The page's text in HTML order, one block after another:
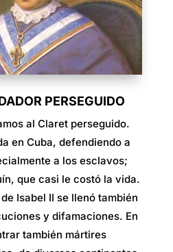
PERSEGUIDO
al Claret perseguido.
en Cuba, defendiendo a
a los esclavos;
que casi le costó la vida.
Isabel II se llenó también
y difamaciones. En
también mártires